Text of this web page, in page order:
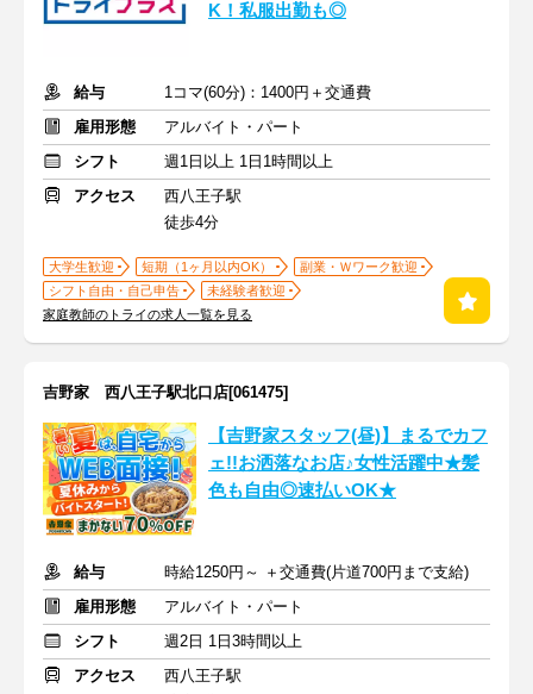
K！私服出勤も◎
給与
1コマ(60分)：1400円＋交通費
雇用形態
アルバイト・パート
シフト
週1日以上 1日1時間以上
アクセス
西八王子駅
徒歩4分
大学生歓迎 短期（1ヶ月以内OK）
副業・Ｗワーク歓迎
シフト自由・自己申告
未経験者歓迎
家庭教師のトライの求人一覧を見る
吉野家 西八王子駅北口店[061475]
【吉野家スタッフ(昼)】まるでカフ
ェ!!お洒落なお店♪女性活躍中★髪
色も自由◎速払いOK★
給与
時給1250円～ ＋交通費(片道700円まで支給)
雇用形態
アルバイト・パート
シフト
週2日 1日3時間以上
アクセス
西八王子駅